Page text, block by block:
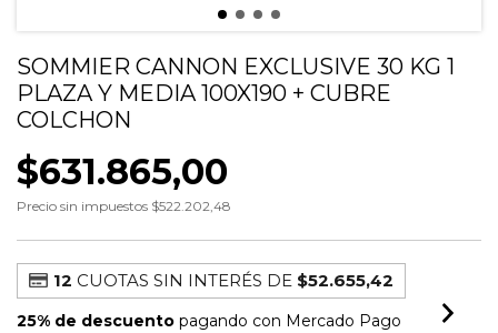
SOMMIER CANNON EXCLUSIVE 30 KG 1
PLAZA Y MEDIA 100X190 + CUBRE
COLCHON
$631.865,00
Precio sin impuestos $522.202,48
12 CUOTAS SIN INTERÉS DE $52.655,42
25% de descuento pagando con Mercado Pago